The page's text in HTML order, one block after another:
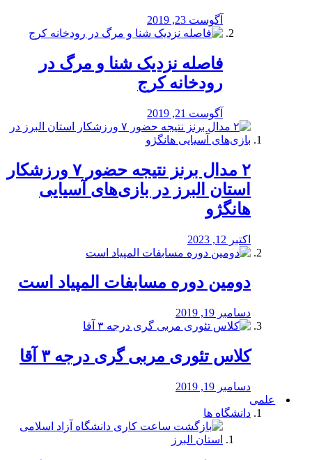
آگوست 23, 2019
️فاصله نزدیک شنا و مرگ در
رودخانه کرج
آگوست 21, 2019
۲ مدال برنز نتیجه حضور ۷ ورزشکار
استان البرز در بازی‌های آسیایی
هانگژو
اکتبر 12, 2023
دومین دوره مسابفات المپیاد است
دسامبر 19, 2019
کلاس تئوری مربی گری درجه ۳ آقا
دسامبر 19, 2019
علمی
دانشگاه ها